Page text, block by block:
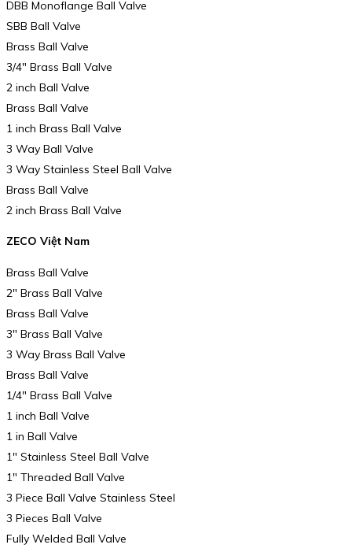
DBB Monoflange Ball Valve
SBB Ball Valve
Brass Ball Valve
3/4″ Brass Ball Valve
2 inch Ball Valve
Brass Ball Valve
1 inch Brass Ball Valve
3 Way Ball Valve
3 Way Stainless Steel Ball Valve
Brass Ball Valve
2 inch Brass Ball Valve
ZECO Việt Nam
Brass Ball Valve
2″ Brass Ball Valve
Brass Ball Valve
3″ Brass Ball Valve
3 Way Brass Ball Valve
Brass Ball Valve
1/4″ Brass Ball Valve
1 inch Ball Valve
1 in Ball Valve
1″ Stainless Steel Ball Valve
1″ Threaded Ball Valve
3 Piece Ball Valve Stainless Steel
3 Pieces Ball Valve
Fully Welded Ball Valve